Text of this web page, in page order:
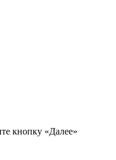
кнопку «Далее»